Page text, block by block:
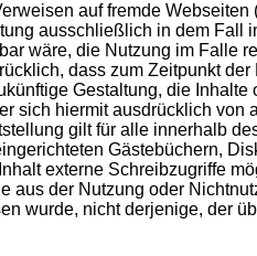
auf fremde
ausschließlich in dem Fall
wäre, die Nutzung im Falle
dass zum Zeitpunkt
Gestaltung, die
sich hiermit ausdrücklich
gilt für alle innerhalb
Gästebüchern,
externe Schreibzugriffe
aus der Nutzung oder
wurde, nicht derjenige, der